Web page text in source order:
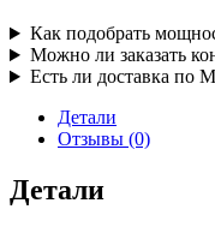
Как подобрать
Можно ли заказать
Есть ли доставка по
Детали
Отзывы (0)
Детали